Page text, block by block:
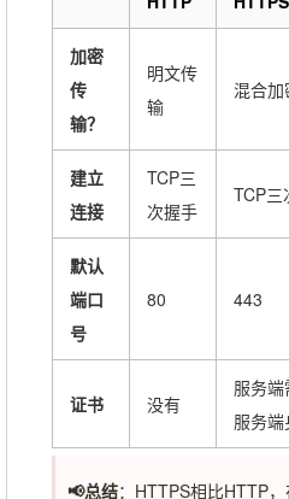
加密
传
输？
明文传
输
混合
建立
连接
TCP三
次握手
TCP三
默认
端口
号
80 443
证书 没有
服务
服务
📢总结：HTTPS相比HTTP